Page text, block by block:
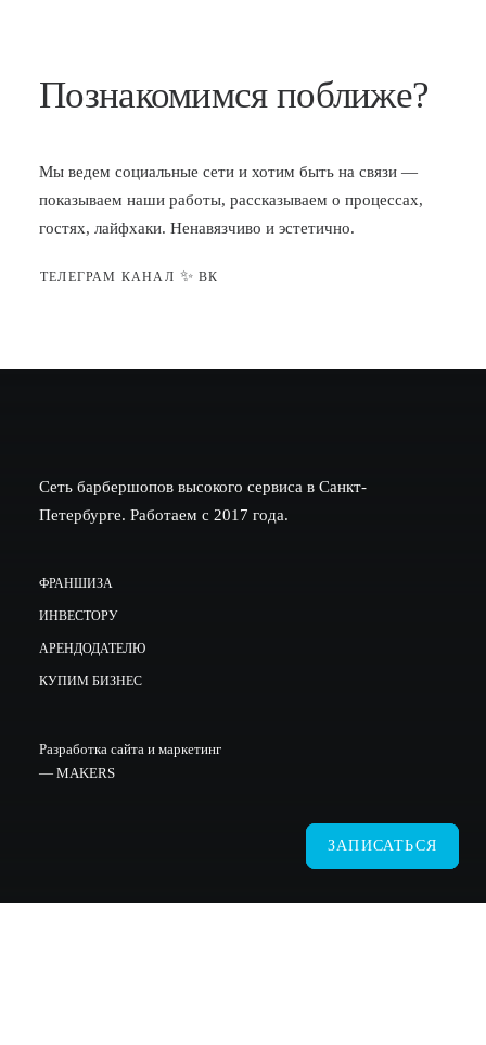
Познакомимся поближе?
Мы ведем социальные сети и хотим быть на связи —
показываем наши работы, рассказываем о процессах,
гостях, лайфхаки. Ненавязчиво и эстетично.
ТЕЛЕГРАМ КАНАЛ ✨ ВК
Сеть барбершопов высокого сервиса в Санкт-
Петербурге. Работаем с 2017 года.
ФРАНШИЗА
ИНВЕСТОРУ
АРЕНДОДАТЕЛЮ
КУПИМ БИЗНЕС
Разработка сайта и маркетинг
— MAKERS
ЗАПИСАТЬСЯ